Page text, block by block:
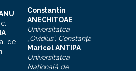
de
Constantin
ANECHITOAE –
Universitatea
„Ovidius”, Constanţa
Maricel ANTIPA –
Universitatea
Naţională de